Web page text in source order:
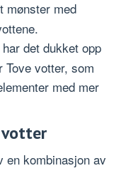
mønster med
det dukket opp
Tove votter, som
med mer
en kombinasjon av